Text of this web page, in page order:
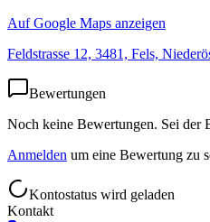
Auf Google Maps anzeigen
Feldstrasse 12, 3481, Fels,
Bewertungen
Noch keine Bewertungen. Sei der
Anmelden um eine Bewertung zu
Kontostatus wird geladen
Kontakt